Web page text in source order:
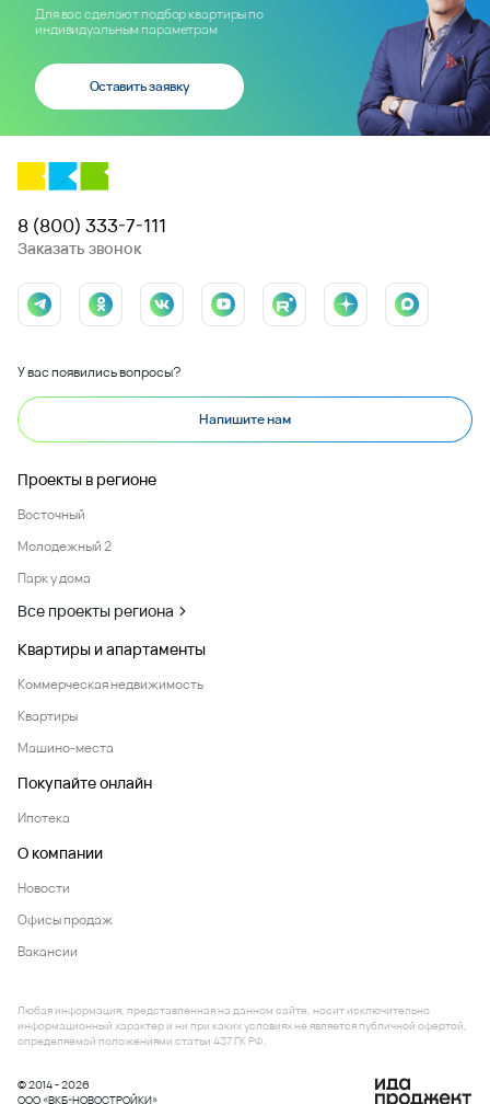
Для вас сделают подбор квартиры по
индивидуальным параметрам
Оставить заявку
8 (800) 333-7-111
Заказать звонок
У вас появились вопросы?
Напишите нам
Проекты в регионе
Восточный
Молодежный 2
Парк у дома
Все проекты региона
Квартиры и апартаменты
Коммерческая недвижимость
Квартиры
Машино-места
Покупайте онлайн
Ипотека
О компании
Новости
Офисы продаж
Вакансии
© 2014 - 2026
ООО «ВКБ-НОВОСТРОЙКИ»
Любая информация, представленная на данном сайте, носит исключительно
информационный характер и ни при каких условиях не является публичной офертой,
определяемой положениями статьи 437 ГК РФ.